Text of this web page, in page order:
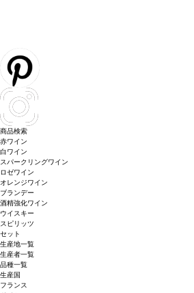
商品検索
赤ワイン
白ワイン
スパークリングワイン
ロゼワイン
オレンジワイン
ブランデー
酒精強化ワイン
ウイスキー
スピリッツ
セット
生産地一覧
生産者一覧
品種一覧
生産国
フランス